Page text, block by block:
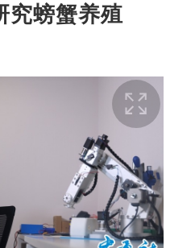
究螃蟹养殖